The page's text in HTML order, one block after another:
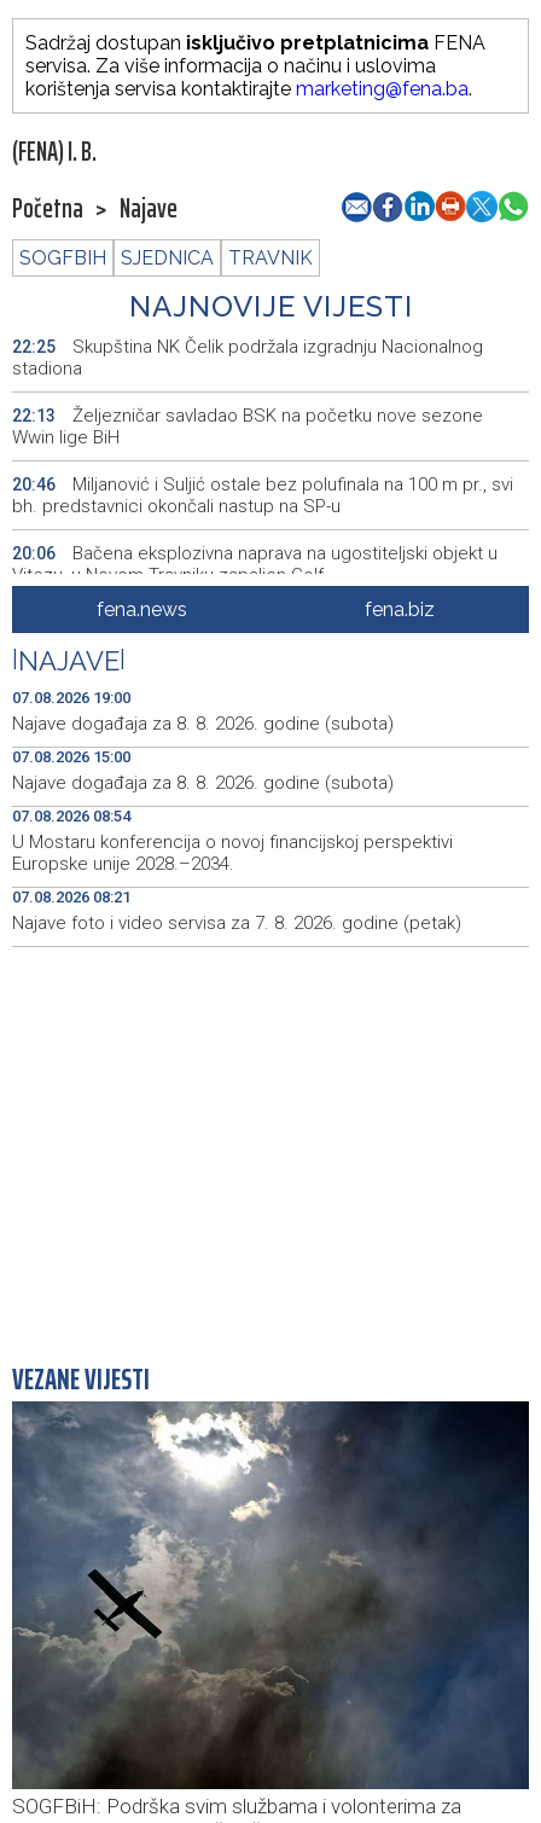
Sadržaj dostupan isključivo pretplatnicima FENA
servisa. Za više informacija o načinu i uslovima
korištenja servisa kontaktirajte marketing@fena.ba.
(FENA) I. B.
Početna > Najave
SOGFBIH SJEDNICA TRAVNIK
NAJNOVIJE VIJESTI
22:25
Skupština NK Čelik podržala izgradnju Nacionalnog
stadiona
22:13
Željezničar savladao BSK na početku nove sezone
Wwin lige BiH
20:46
Miljanović i Suljić ostale bez polufinala na 100 m pr., svi
bh. predstavnici okončali nastup na SP-u
20:06
Bačena eksplozivna naprava na ugostiteljski objekt u
Vitezu, u Novom Travniku zapaljen Golf
Galerija ULUPUBiH otvara novu izlagačku sezonu,
predstavlja novi izlagački program
19:44 Faris Dževahirić novi nogometaš Veleža
19:21 Announcement of events for Saturday, 8 August 2026
19:10
Rudari Milanovića ubijedili da ode kući, Memčić se već
ponovo vratio u jamu 'Raspotočje'
19:03
Sarajevo Film Festival presents Kinoscope and
Kinoscope Surreal programs
19:00 Najave događaja za 8. 8. 2026. godine (subota)
fena.news fena.biz
NAJAVE
07.08.2026 19:00
Najave događaja za 8. 8. 2026. godine (subota)
07.08.2026 15:00
Najave događaja za 8. 8. 2026. godine (subota)
07.08.2026 08:54
U Mostaru konferencija o novoj financijskoj perspektivi
Europske unije 2028.–2034.
07.08.2026 08:21
Najave foto i video servisa za 7. 8. 2026. godine (petak)
VEZANE VIJESTI
SOGFBiH: Podrška svim službama i volonterima za